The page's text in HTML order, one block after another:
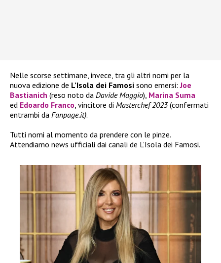
Nelle scorse settimane, invece, tra gli altri nomi per la
nuova edizione de L’Isola dei Famosi sono emersi:Joe
Bastianich (reso noto da Davide Maggio), Marina Suma
ed Edoardo Franco, vincitore di Masterchef 2023(confermati
entrambi da Fanpage.it).
Tutti nomi al momento da prendere con le pinze.
Attendiamo news ufficiali dai canali de L’Isola dei Famosi.